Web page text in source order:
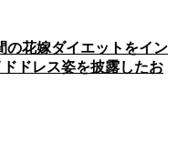
の花嫁ダイエットをイン
ドレス姿を披露したお